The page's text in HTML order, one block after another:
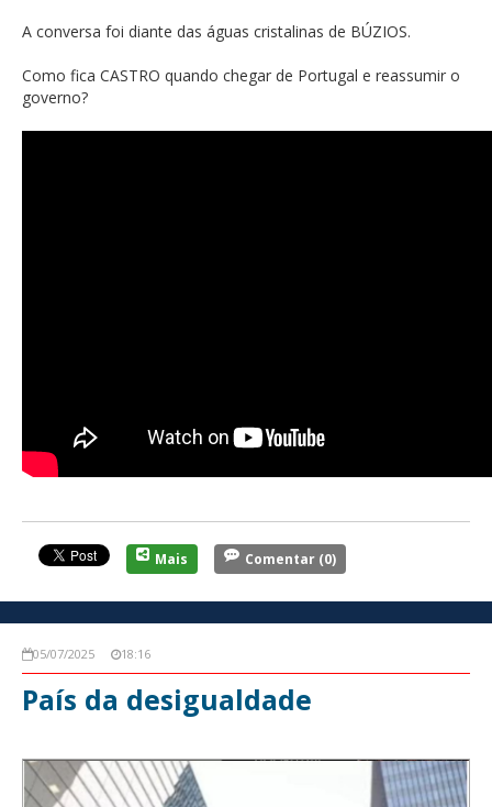
A conversa foi diante das águas cristalinas de BÚZIOS.
Como fica CASTRO quando chegar de Portugal e reassumir o
governo?
Mais Comentar (0)
05/07/2025 18:16
País da desigualdade